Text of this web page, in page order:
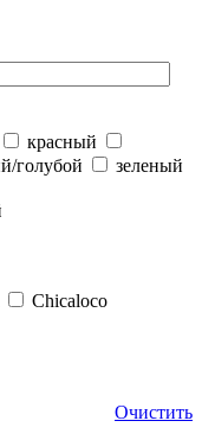
красный
голубой
зеленый
Chicaloco
Очистить